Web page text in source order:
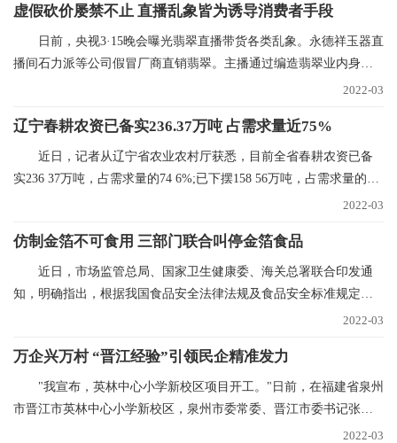
虚假砍价屡禁不止 直播乱象皆为诱导消费者手段
日前，央视3·15晚会曝光翡翠直播带货各类乱象。永德祥玉器直
播间石力派等公司假冒厂商直销翡翠。主播通过编造翡翠业内身
2022-03
辽宁春耕农资已备实236.37万吨 占需求量近75%
近日，记者从辽宁省农业农村厅获悉，目前全省春耕农资已备
实236 37万吨，占需求量的74 6%;已下摆158 56万吨，占需求量的
2022-03
仿制金箔不可食用 三部门联合叫停金箔食品
近日，市场监管总局、国家卫生健康委、海关总署联合印发通
知，明确指出，根据我国食品安全法律法规及食品安全标准规定，
2022-03
万企兴万村 “晋江经验”引领民企精准发力
"我宣布，英林中心小学新校区项目开工。"日前，在福建省泉州
市晋江市英林中心小学新校区，泉州市委常委、晋江市委书记张文
2022-03